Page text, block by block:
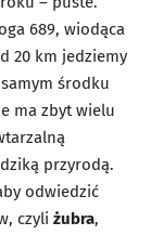
689, wiodąca
20 km jedziemy
środku
ma zbyt wielu
przyrodą.
odwiedzić
czyli żubra,